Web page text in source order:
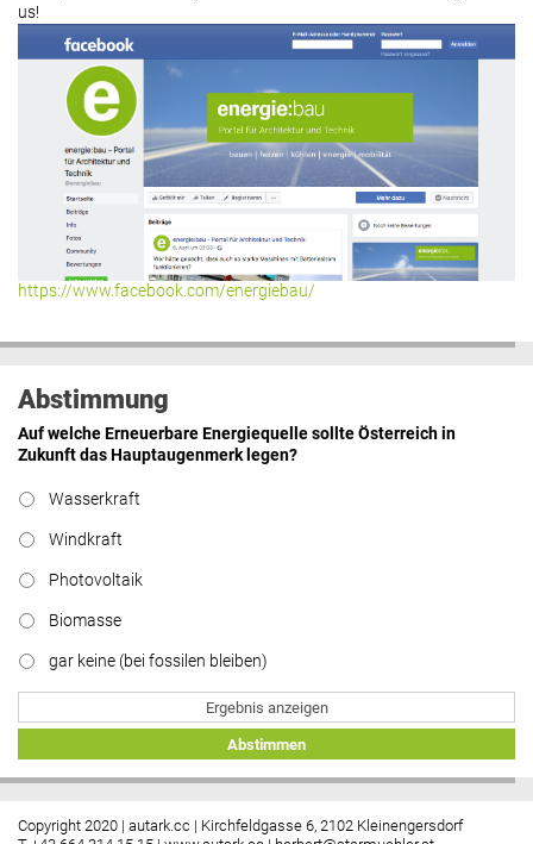
us!
https://www.facebook.com/energiebau/
Abstimmung
Auf welche Erneuerbare Energiequelle sollte Österreich in
Zukunft das Hauptaugenmerk legen?
Wasserkraft
Windkraft
Photovoltaik
Biomasse
gar keine (bei fossilen bleiben)
Ergebnis anzeigen
Abstimmen
Copyright 2020 | autark.cc | Kirchfeldgasse 6, 2102 Kleinengersdorf